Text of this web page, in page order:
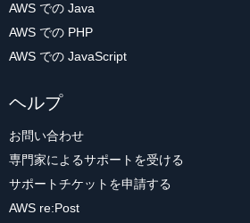
AWS での Java
AWS での PHP
AWS での JavaScript
ヘルプ
お問い合わせ
専門家によるサポートを受ける
サポートチケットを申請する
AWS re:Post